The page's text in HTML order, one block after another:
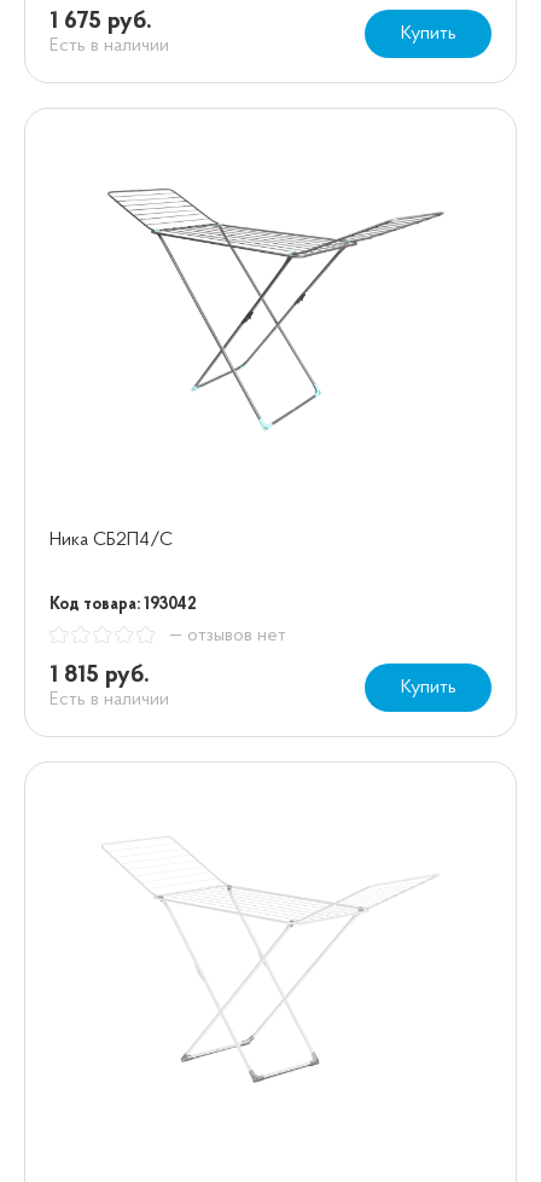
1 675 руб.
Есть в наличии
Купить
Ника СБ2П4/С
Код товара: 193042
— отзывов нет
1 815 руб.
Есть в наличии
Купить